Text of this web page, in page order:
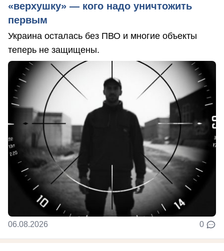
«верхушку» — кого надо уничтожить
первым
Украина осталась без ПВО и многие объекты
теперь не защищены.
06.08.2026 0